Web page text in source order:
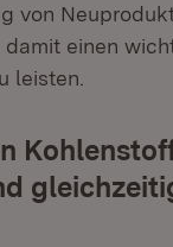
von
damit einen
leisten.